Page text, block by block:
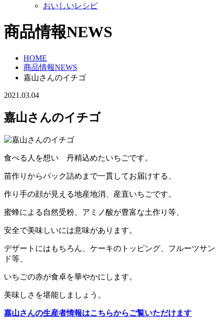
おいしいレシピ
商品情報NEWS
HOME
商品情報NEWS
嘉山さんのイチゴ
2021.03.04
嘉山さんのイチゴ
食べる人を想い 丹精込めたいちごです。
苗作りからパック詰めまで一貫してお届けする、
作り手の顔が見える地産地消、産直いちごです。
蜜蜂による自然受粉、アミノ酸が豊富な土作り等、
安全で美味しいには意味があります。
デザートにはもちろん、ケーキのトッピング、フルーツサン
ド等、
いちごの赤が食卓を華やかにします。
美味しさを堪能しましょう。
嘉山さんの生産者情報はこちらからご覧いただけます